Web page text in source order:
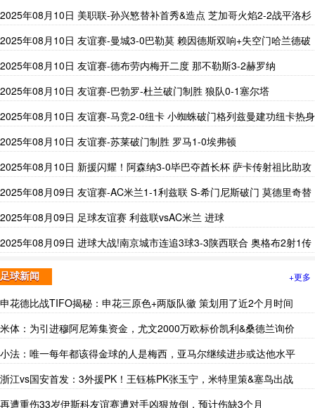
2025年08月10日 美职联-孙兴慜替补首秀&造点 芝加哥火焰2-2战平洛杉
矶FC
2025年08月10日 友谊赛-曼城3-0巴勒莫 赖因德斯双响+失空门哈兰德破
门刘易斯助攻
2025年08月10日 友谊赛-德布劳内梅开二度 那不勒斯3-2赫罗纳
2025年08月10日 友谊赛-巴勃罗-杜兰破门制胜 狼队0-1塞尔塔
2025年08月10日 友谊赛-马竞2-0纽卡 小蜘蛛破门格列兹曼建功纽卡热身
未取一胜
2025年08月10日 友谊赛-苏莱破门制胜 罗马1-0埃弗顿
2025年08月10日 新援闪耀！阿森纳3-0毕巴夺酋长杯 萨卡传射祖比助攻
约克雷斯首球
2025年08月09日 友谊赛-AC米兰1-1利兹联 S-希门尼斯破门 莫德里奇替
补未登场
2025年08月09日 足球友谊赛 利兹联vsAC米兰 进球
2025年08月09日 进球大战!南京城市连追3球3-3陕西联合 奥格布2射1传
足球新闻 +更多
申花德比战TIFO揭秘：申花三原色+两版队徽 策划用了近2个月时间
米体：为引进穆阿尼筹集资金，尤文2000万欧标价凯利&桑德兰询价
小法：唯一每年都该得金球的人是梅西，亚马尔继续进步或达他水平
浙江vs国安首发：3外援PK！王钰栋PK张玉宁，米特里策&塞鸟出战
再遭重伤33岁伊斯科友谊赛遭对手凶狠放倒，预计伤缺3个月